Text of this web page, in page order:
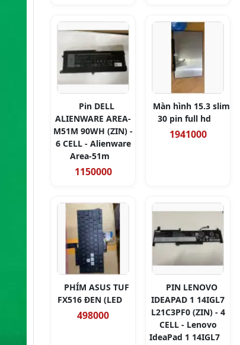
Pin DELL
ALIENWARE AREA-
M51M 90WH (ZIN) -
6 CELL - Alienware
Area-51m
1150000
Màn hình 15.3 slim
30 pin full hd
1941000
PHÍM ASUS TUF
FX516 ĐEN (LED
498000
PIN LENOVO
IDEAPAD 1 14IGL7
L21C3PF0 (ZIN) - 4
CELL - Lenovo
IdeaPad 1 14IGL7